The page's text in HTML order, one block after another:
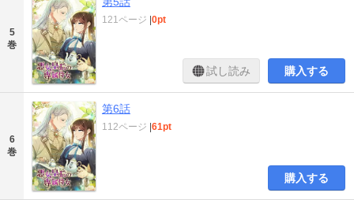
5
巻
121ページ |0pt
試し読み 購入する
6
巻
第6話
112ページ |61pt
購入する